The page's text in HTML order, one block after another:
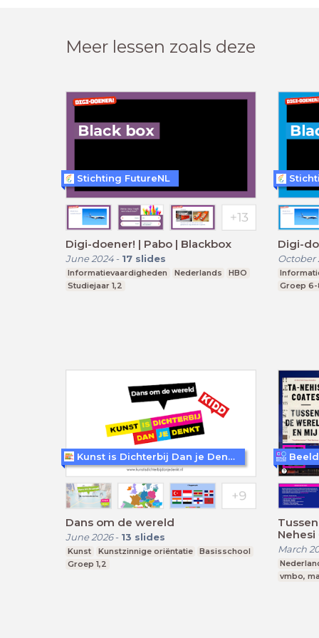
Meer lessen zoals deze
Digi-doener! | Pabo | Blackbox
June 2024- 17 slides
Informatievaardigheden Nederlands
HBO
Studiejaar 1,2
Stichting FutureNL
Digi-
October
Groep 6-
Dans om de wereld
June 2026- 13 slides
Kunst Kunstzinnige oriëntatie
Basisschool
Groep 1,2
Kunst is Dichterbij Dan je Denkt (KIDD)
Nehesi
March
vmbo,